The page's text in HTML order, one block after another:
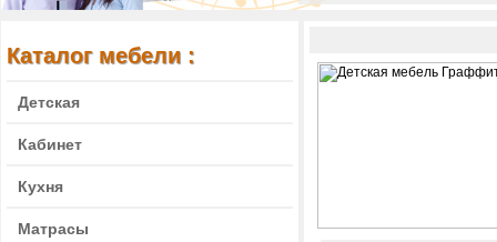
Каталог мебели :
Детская
Кабинет
Кухня
Матрасы